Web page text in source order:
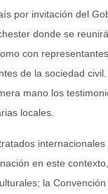
por invitación del
donde se
con
de la sociedad
mano los
locales.
en este
la